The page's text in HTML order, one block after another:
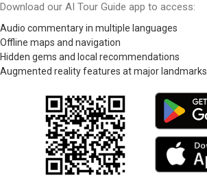
Download our AI Tour Guide app to access:
Audio commentary in multiple languages
Offline maps and navigation
Hidden gems and local recommendations
Augmented reality features at major landmarks